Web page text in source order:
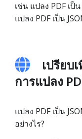
เช่น แปลง PDF เป็
แปลง PDF เป็น
เปรียบ
การแปลง
แปลง PDF เป็น
อย่างไร?